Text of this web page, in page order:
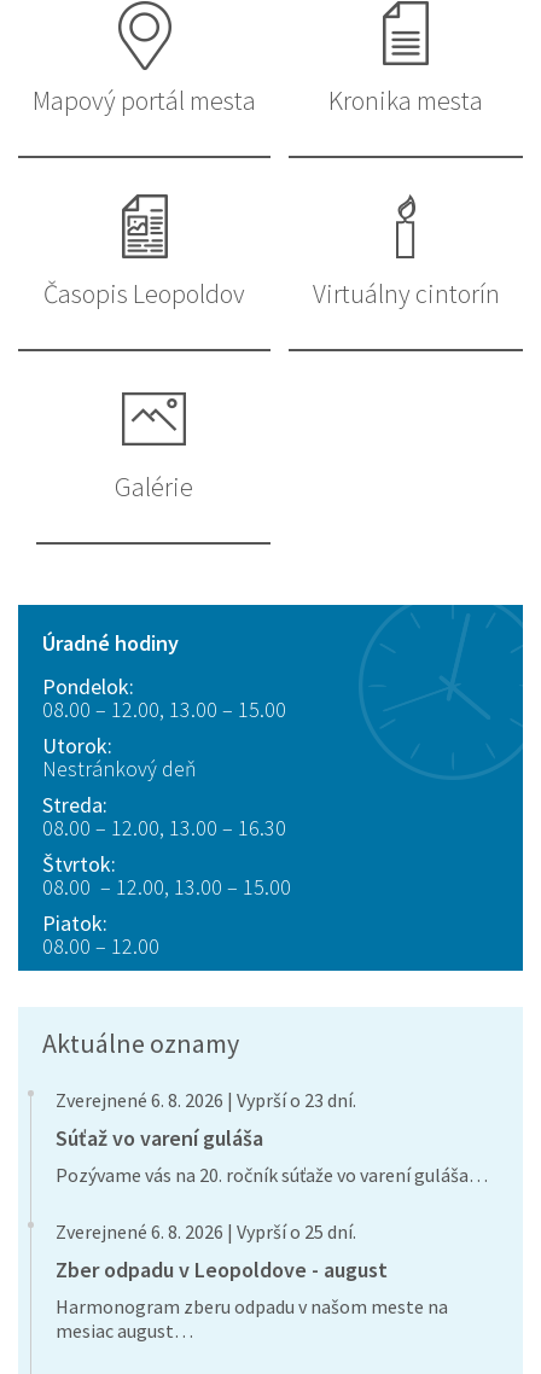
Mapový portál mesta Kronika mesta
Časopis Leopoldov Virtuálny cintorín
Galérie
Úradné hodiny
Pondelok:
08.00 – 12.00, 13.00 – 15.00
Utorok:
Nestránkový deň
Streda:
08.00 – 12.00, 13.00 – 16.30
Štvrtok:
08.00 – 12.00, 13.00 – 15.00
Piatok:
08.00 – 12.00
Aktuálne oznamy
Zverejnené 6. 8. 2026 | Vyprší o 23 dní.
Súťaž vo varení guláša
Pozývame vás na 20. ročník súťaže vo varení guláša…
Zverejnené 6. 8. 2026 | Vyprší o 25 dní.
Zber odpadu v Leopoldove - august
Harmonogram zberu odpadu v našom meste na
mesiac august…